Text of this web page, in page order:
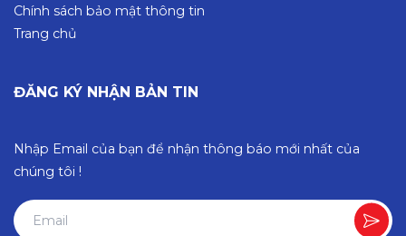
Chính sách bảo mật thông tin
Trang chủ
ĐĂNG KÝ NHẬN BẢN TIN
Nhập Email của bạn để nhận thông báo mới nhất của
chúng tôi !